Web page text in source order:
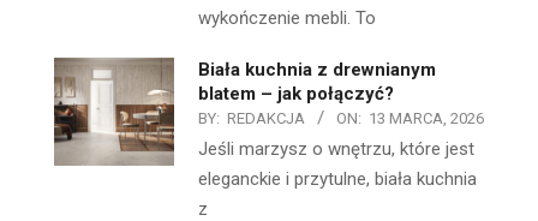
wykończenie mebli. To
Biała kuchnia z drewnianym
blatem – jak połączyć?
BY: REDAKCJA ON: 13 MARCA, 2026
Jeśli marzysz o wnętrzu, które jest
eleganckie i przytulne, biała kuchnia
z